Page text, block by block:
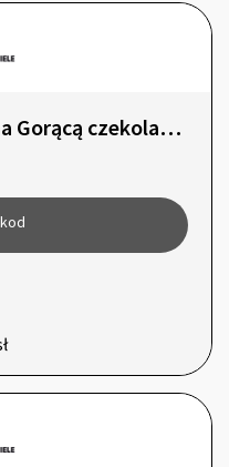
Dodatkowe 5% rabatu na Gorącą czekoladę i Kakao!